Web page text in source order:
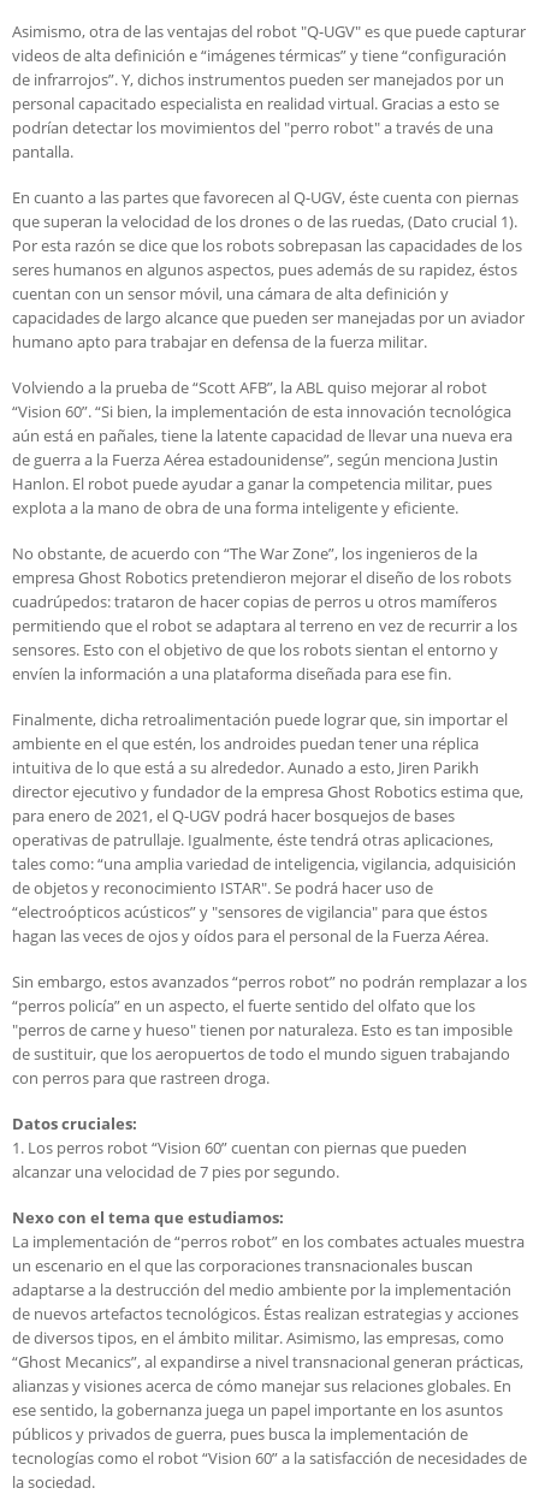
Asimismo, otra de las ventajas del robot "Q-UGV" es que puede capturar
videos de alta definición e “imágenes térmicas” y tiene “configuración
de infrarrojos”. Y, dichos instrumentos pueden ser manejados por un
personal capacitado especialista en realidad virtual. Gracias a esto se
podrían detectar los movimientos del "perro robot" a través de una
pantalla.
En cuanto a las partes que favorecen al Q-UGV, éste cuenta con piernas
que superan la velocidad de los drones o de las ruedas, (Dato crucial 1).
Por esta razón se dice que los robots sobrepasan las capacidades de los
seres humanos en algunos aspectos, pues además de su rapidez, éstos
cuentan con un sensor móvil, una cámara de alta definición y
capacidades de largo alcance que pueden ser manejadas por un aviador
humano apto para trabajar en defensa de la fuerza militar.
Volviendo a la prueba de “Scott AFB”, la ABL quiso mejorar al robot
“Vision 60”. “Si bien, la implementación de esta innovación tecnológica
aún está en pañales, tiene la latente capacidad de llevar una nueva era
de guerra a la Fuerza Aérea estadounidense”, según menciona Justin
Hanlon. El robot puede ayudar a ganar la competencia militar, pues
explota a la mano de obra de una forma inteligente y eficiente.
No obstante, de acuerdo con “The War Zone”, los ingenieros de la
empresa Ghost Robotics pretendieron mejorar el diseño de los robots
cuadrúpedos: trataron de hacer copias de perros u otros mamíferos
permitiendo que el robot se adaptara al terreno en vez de recurrir a los
sensores. Esto con el objetivo de que los robots sientan el entorno y
envíen la información a una plataforma diseñada para ese fin.
Finalmente, dicha retroalimentación puede lograr que, sin importar el
ambiente en el que estén, los androides puedan tener una réplica
intuitiva de lo que está a su alrededor. Aunado a esto, Jiren Parikh
director ejecutivo y fundador de la empresa Ghost Robotics estima que,
para enero de 2021, el Q-UGV podrá hacer bosquejos de bases
operativas de patrullaje. Igualmente, éste tendrá otras aplicaciones,
tales como: “una amplia variedad de inteligencia, vigilancia, adquisición
de objetos y reconocimiento ISTAR". Se podrá hacer uso de
“electroópticos acústicos” y "sensores de vigilancia" para que éstos
hagan las veces de ojos y oídos para el personal de la Fuerza Aérea.
Sin embargo, estos avanzados “perros robot” no podrán remplazar a los
“perros policía” en un aspecto, el fuerte sentido del olfato que los
"perros de carne y hueso" tienen por naturaleza. Esto es tan imposible
de sustituir, que los aeropuertos de todo el mundo siguen trabajando
con perros para que rastreen droga.
Datos cruciales:
1. Los perros robot “Vision 60” cuentan con piernas que pueden
alcanzar una velocidad de 7 pies por segundo.
Nexo con el tema que estudiamos:
La implementación de “perros robot” en los combates actuales muestra
un escenario en el que las corporaciones transnacionales buscan
adaptarse a la destrucción del medio ambiente por la implementación
de nuevos artefactos tecnológicos. Éstas realizan estrategias y acciones
de diversos tipos, en el ámbito militar. Asimismo, las empresas, como
“Ghost Mecanics”, al expandirse a nivel transnacional generan prácticas,
alianzas y visiones acerca de cómo manejar sus relaciones globales. En
ese sentido, la gobernanza juega un papel importante en los asuntos
públicos y privados de guerra, pues busca la implementación de
tecnologías como el robot “Vision 60” a la satisfacción de necesidades de
la sociedad.